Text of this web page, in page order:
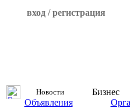
вход / регистрация
Новости Бизнес
Объявления